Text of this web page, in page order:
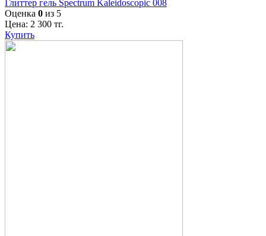
Глиттер гель Spectrum Kaleidoscopic 008
Оценка 0 из 5
Цена: 2 300 тг.
Купить